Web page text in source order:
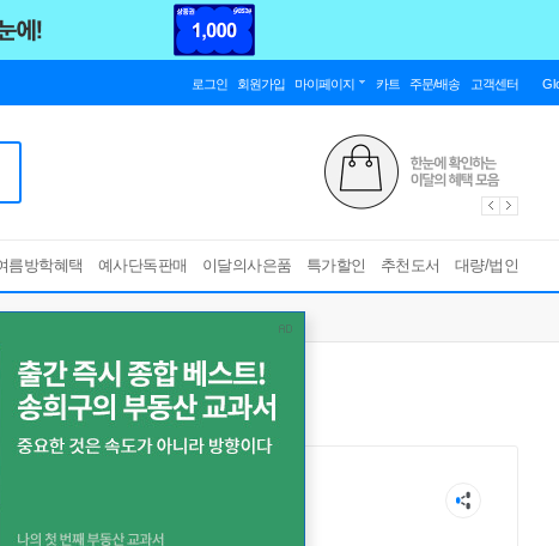
로그인 회원가입 마이페이지 카트 주문/배송 고객센터
름방학혜택 예사단독판매 이달의사은품 특가할인 추천도서 대량/법인